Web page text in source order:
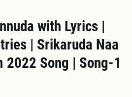
with Lyrics |
| Srikaruda Naa
2022 Song | Song-1